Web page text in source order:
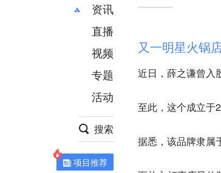
资讯
推荐
财经
项目推荐
安徽
直播
视频
专题
活动
搜索
项目推荐
又一明星火锅
近日，薛之谦曾入
至此，这个成立于
据悉，该品牌隶属